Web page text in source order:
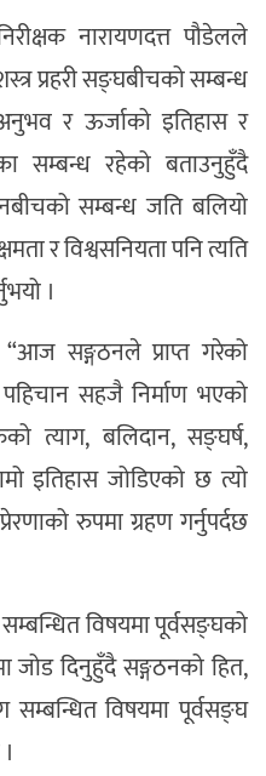
नारायणदत्त पौडेलले
प्रहरी सङ्घबीचको सम्बन्ध
र ऊर्जाको इतिहास र
सम्बन्ध रहेको बताउनुहुँदै
सम्बन्ध जति बलियो
र विश्वसनियता पनि त्यति
।
“आज सङ्गठनले प्राप्त गरेको
पहिचान सहजै निर्माण भएको
त्याग, बलिदान, सङ्घर्ष,
इतिहास जोडिएको छ त्यो
रुपमा ग्रहण गर्नुपर्दछ
विषयमा पूर्वसङ्घको
जोड दिनुहुँदै सङ्गठनको हित,
सम्बन्धित विषयमा पूर्वसङ्घ